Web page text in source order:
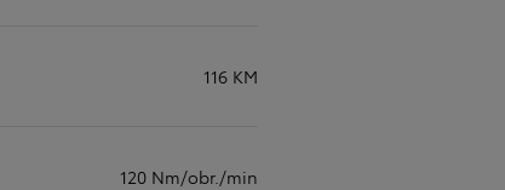
116 KM
120 Nm/obr./min